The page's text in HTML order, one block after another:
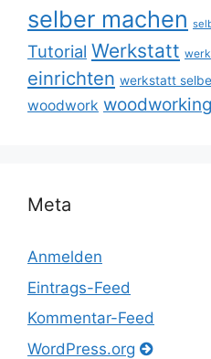
selber machen
Tutorial Werkstatt
einrichten werkstatt
woodwork woodworking
Meta
Anmelden
Eintrags-Feed
Kommentar-Feed
WordPress.org